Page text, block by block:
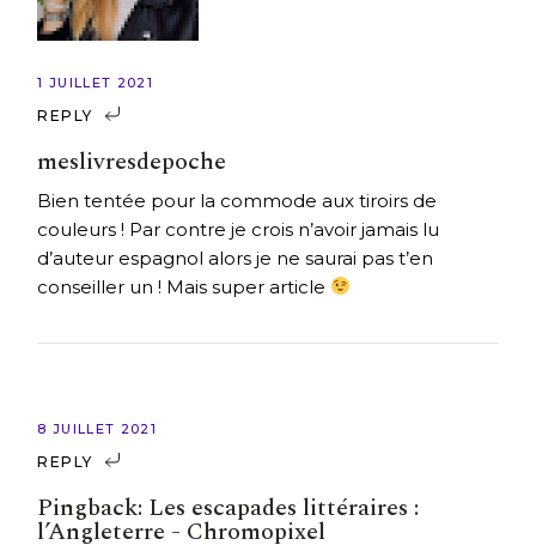
1 JUILLET 2021
REPLY
meslivresdepoche
Bien tentée pour la commode aux tiroirs de
couleurs ! Par contre je crois n’avoir jamais lu
d’auteur espagnol alors je ne saurai pas t’en
conseiller un ! Mais super article
8 JUILLET 2021
REPLY
Pingback: Les escapades littéraires :
l’Angleterre - Chromopixel